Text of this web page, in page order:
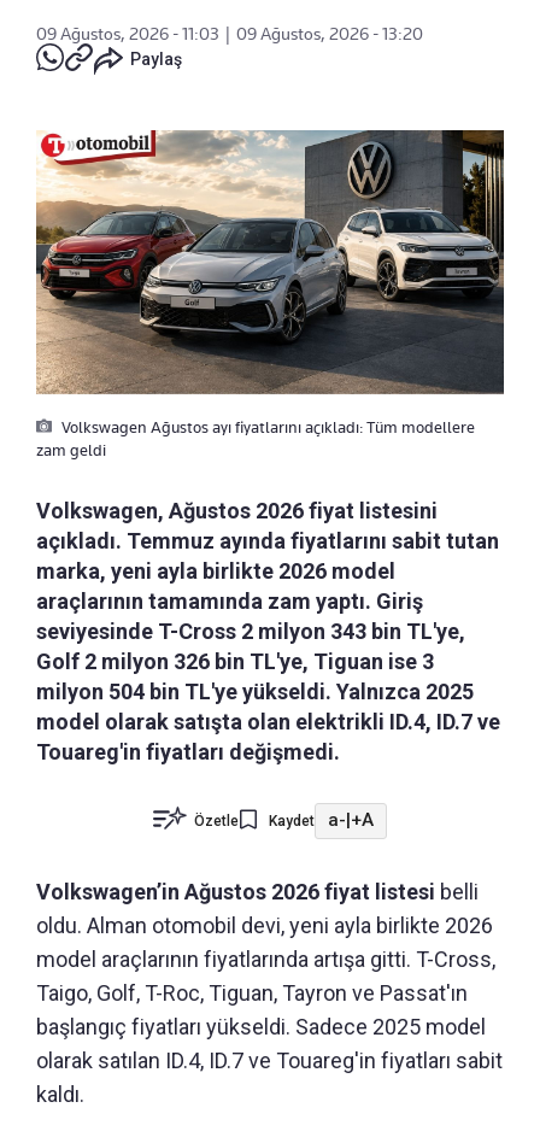
09 Ağustos, 2026 - 11:03
09 Ağustos, 2026 - 13:20
Paylaş
Volkswagen Ağustos ayı fiyatlarını açıkladı: Tüm modellere
zam geldi
Volkswagen, Ağustos 2026 fiyat listesini
açıkladı. Temmuz ayında fiyatlarını sabit tutan
marka, yeni ayla birlikte 2026 model
araçlarının tamamında zam yaptı. Giriş
seviyesinde T-Cross 2 milyon 343 bin TL'ye,
Golf 2 milyon 326 bin TL'ye, Tiguan ise 3
milyon 504 bin TL'ye yükseldi. Yalnızca 2025
model olarak satışta olan elektrikli ID.4, ID.7 ve
Touareg'in fiyatları değişmedi.
Özetle Kaydet a-|+A
Volkswagen’in Ağustos 2026 fiyat listesi belli
oldu. Alman otomobil devi, yeni ayla birlikte 2026
model araçlarının fiyatlarında artışa gitti. T-Cross,
Taigo, Golf, T-Roc, Tiguan, Tayron ve Passat'ın
başlangıç fiyatları yükseldi. Sadece 2025 model
olarak satılan ID.4, ID.7 ve Touareg'in fiyatları sabit
kaldı.